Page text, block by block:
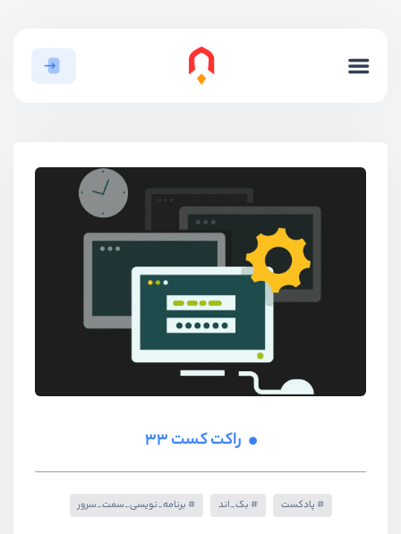
راکت کست 33
پادکست بک_اند برنامه_نویسی_سمت_سرور